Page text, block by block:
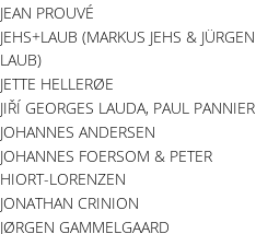
JEAN PROUVÉ
JEHS+LAUB (MARKUS JEHS & JÜRGEN
LAUB)
JETTE HELLERØE
JIŘÍ GEORGES LAUDA, PAUL PANNIER
JOHANNES ANDERSEN
JOHANNES FOERSOM & PETER
HIORT-LORENZEN
JONATHAN CRINION
JØRGEN GAMMELGAARD